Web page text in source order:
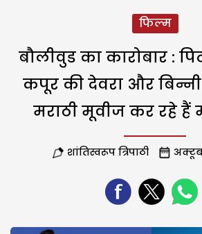
फिल्म
बौलीवुड का कारोबार :
कपूर की देवरा और
मराठी मूवीज कर रहे हैं
शांतिस्वरूप त्रिपाठी